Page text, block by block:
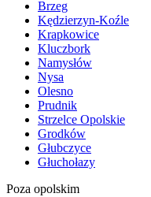
Brzeg
Kędzierzyn-Koźle
Krapkowice
Kluczbork
Namysłów
Nysa
Olesno
Prudnik
Strzelce Opolskie
Grodków
Głubczyce
Głuchołazy
Poza opolskim